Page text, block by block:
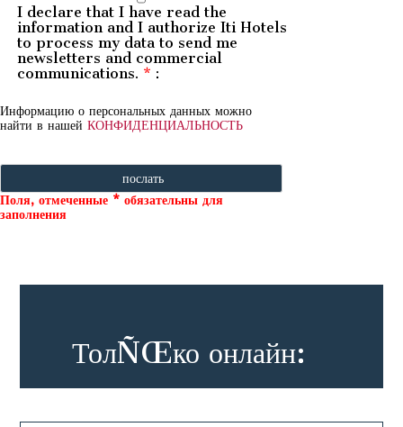
I declare that I have read the
informationand I authorize Iti Hotels
to process my data to send me
newsletters and commercial
communications. * :
Информацию о персональных данных можно
найти в нашей КОНФИДЕНЦИАЛЬНОСТЬ
Поля, отмеченные * обязательны для
заполнения
ТолÑŒко онлайн: